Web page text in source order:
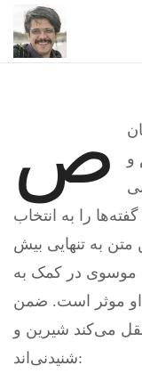
ص
و
را به انتخاب
به تنهایی بیش
موسوی در کمک به
موثر است. ضمن
می‌کند شیرین و
شنیدنی‌اند: